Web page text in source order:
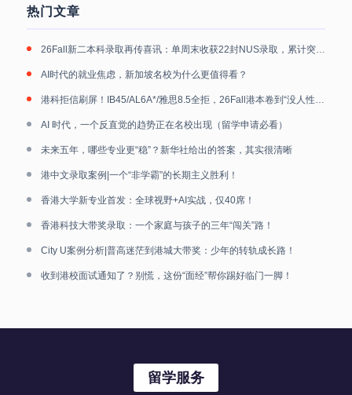
热门文章
26Fall新二本科录取再传喜讯：单周末收获22封NUS录取，累计突破40封
AI时代的就业焦虑，新加坡名校为什么更值得看？
港科拒信刷屏！IB45/AL6A*/雅思8.5全拒，26Fall港本卷到“没人性”！
AI 时代，一个反直觉的趋势正在名校出现（留学申请必看）
未来五年，哪些专业更“稳”？新华社给出的答案，其实很清晰
港中文录取案例|一个“非学霸”的长期主义胜利！
香港大学新专业首发：全球视野+AI实战，仅40席！
香港科技大带奖录取：一个家庭与孩子的三年“闯关”路！
City U案例分析|普高迷茫到港城大带奖：少年的转轨成长路！
收到港校面试通知了？别慌，这份“面经”帮你踢好临门一脚！
留学服务